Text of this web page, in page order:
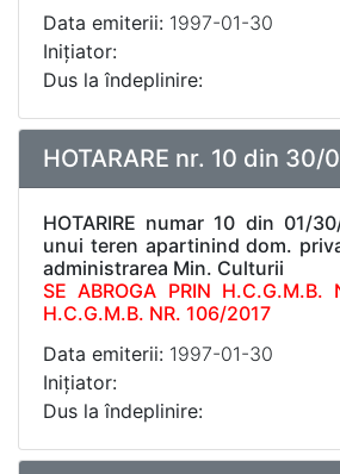
Data emiterii: 1997-01-30
Inițiator:
Dus la îndeplinire:
HOTARARE nr. 10 din 30/
HOTARIRE numar 10 din 01/
unui teren apartinind dom.
administrarea Min. Culturii
SE ABROGA PRIN H.C.G.M.B.
H.C.G.M.B. NR. 106/2017
Data emiterii: 1997-01-30
Inițiator:
Dus la îndeplinire: